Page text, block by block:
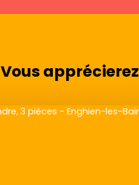
Vous apprécierez